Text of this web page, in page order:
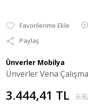
Paylaş
Ünverler Mobilya
Ünverler Vena
3.444,41 TL